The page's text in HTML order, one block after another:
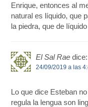
Enrique, entonces al
natural es líquido, que
la piedra, que de
El Sal Rae dice:
24/09/2019 a las
Lo que dice Esteban
regula la lengua son